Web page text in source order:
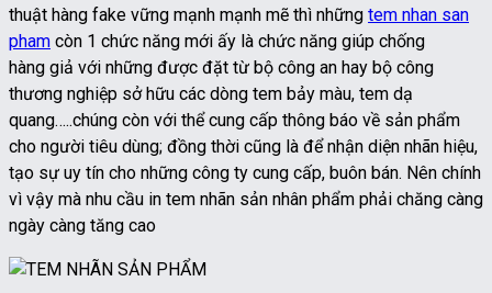
thuật hàng fake vững mạnh mạnh mẽ thì những tem nhan san
pham còn 1 chức năng mới ấy là chức năng giúp chống
hàng giả với những được đặt từ bộ công an hay bộ công
thương nghiệp sở hữu các dòng tem bảy màu, tem dạ
quang…..chúng còn với thể cung cấp thông báo về sản phẩm
cho người tiêu dùng; đồng thời cũng là để nhận diện nhãn hiệu,
tạo sự uy tín cho những công ty cung cấp, buôn bán. Nên chính
vì vậy mà nhu cầu in tem nhãn sản nhân phẩm phải chăng càng
ngày càng tăng cao